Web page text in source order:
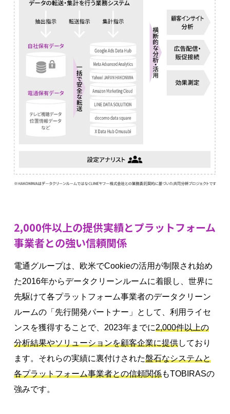
2,000件以上の提供実績とプラットフォーム
事業者との強い信頼関係
電通グループは、欧米でCookieの活用が制限され始め
た2016年からデータクリーンルームに着眼し、世界に
先駆けて各プラットフォーム事業者のデータクリーン
ルームの「先行開発パートナー」として、利用ライセ
ンスを獲得することで、2023年までに2,000件以上の
分析結果やソリューションを顧客企業に提供しており
ます。それらの実績に裏付けされた盤石なシステムと
各プラットフォーム事業者との信頼関係もTOBIRASの
強みです。